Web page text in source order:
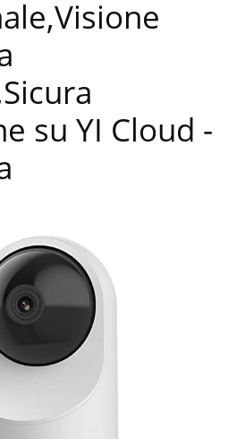
su YI Cloud -